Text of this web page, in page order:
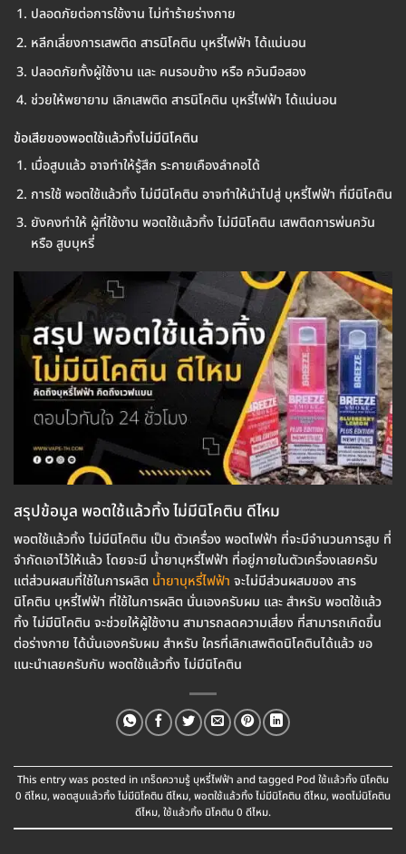
ปลอดภัยต่อการใช้งาน ไม่ทำร้ายร่างกาย
หลีกเลี่ยงการเสพติด สารนิโคติน บุหรี่ไฟฟ้า ได้แน่นอน
ปลอดภัยทั้งผู้ใช้งาน และ คนรอบข้าง หรือ ควันมือสอง
ช่วยให้พยายาม เลิกเสพติด สารนิโคติน บุหรี่ไฟฟ้า ได้แน่นอน
ข้อเสียของพอตใช้แล้วทิ้งไม่มีนิโคติน
เมื่อสูบแล้ว อาจทำให้รู้สึก ระคายเคืองลำคอได้
การใช้ พอตใช้แล้วทิ้ง ไม่มีนิโคติน อาจทำให้นำไปสู่ บุหรี่ไฟฟ้า ที่มีนิโคติน
ยังคงทำให้ ผู้ที่ใช้งาน พอตใช้แล้วทิ้ง ไม่มีนิโคติน เสพติดการพ่นควัน
หรือ สูบบุหรี่
สรุปข้อมูล พอตใช้แล้วทิ้ง ไม่มีนิโคติน ดีไหม
พอตใช้แล้วทิ้ง ไม่มีนิโคติน เป็น ตัวเครื่อง พอตไฟฟ้า ที่จะมีจำนวนการสูบ ที่
จำกัดเอาไว้ให้แล้ว โดยจะมี น้ำยาบุหรี่ไฟฟ้า ที่อยู่ภายในตัวเครื่องเลยครับ
แต่ส่วนผสมที่ใช้ในการผลิต น้ำยาบุหรี่ไฟฟ้า จะไม่มีส่วนผสมของ สาร
นิโคติน บุหรี่ไฟฟ้า ที่ใช้ในการผลิต นั่นเองครับผม และ สำหรับ พอตใช้แล้ว
ทิ้ง ไม่มีนิโคติน จะช่วยให้ผู้ใช้งาน สามารถลดความเสี่ยง ที่สามารถเกิดขึ้น
ต่อร่างกาย ได้นั่นเองครับผม สำหรับ ใครที่เลิกเสพติดนิโคตินได้แล้ว ขอ
แนะนำเลยครับกับ พอตใช้แล้วทิ้ง ไม่มีนิโคติน
This entry was posted in เกร็ดความรู้ บุหรี่ไฟฟ้า and tagged Pod ใช้แล้วทิ้ง นิโคติน
0 ดีไหม, พอตสูบแล้วทิ้ง ไม่มีนิโคติน ดีไหม, พอตใช้แล้วทิ้ง ไม่มีนิโคติน ดีไหม, พอตไม่นิโคติน
ดีไหม, ใช้แล้วทิ้ง นิโคติน 0 ดีไหม.